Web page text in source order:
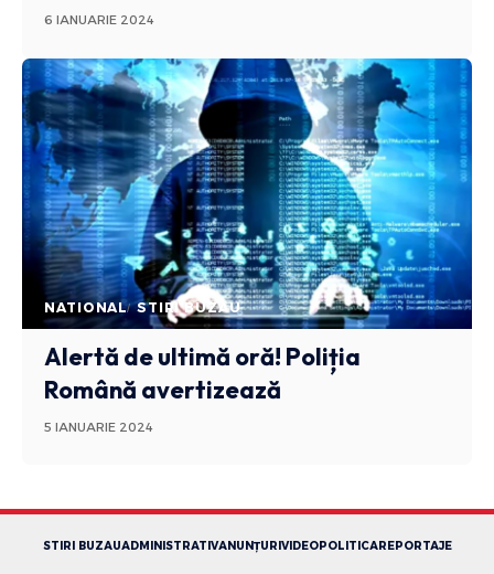
6 IANUARIE 2024
NATIONAL STIRI BUZAU
Alertă de ultimă oră! Poliția
Română avertizează
5 IANUARIE 2024
STIRI BUZAUADMINISTRATIVANUNȚURIVIDEOPOLITICAREPORTAJE